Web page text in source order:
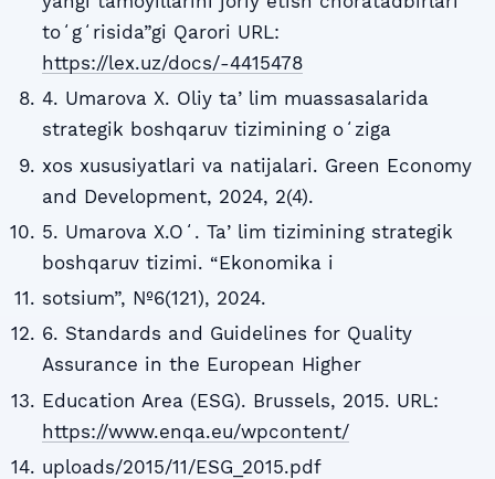
toʻgʻrisida”gi Qarori URL:
https://lex.uz/docs/-4415478
4. Umarova X. Oliy taʼlim muassasalarida
strategik boshqaruv tizimining oʻziga
xos xususiyatlari va natijalari. Green Economy
and Development, 2024, 2(4).
5. Umarova X.Oʻ. Taʼlim tizimining strategik
boshqaruv tizimi. “Ekonomika i
sotsium”, №6(121), 2024.
6. Standards and Guidelines for Quality
Assurance in the European Higher
Education Area (ESG). Brussels, 2015. URL:
https://www.enqa.eu/wpcontent/
uploads/2015/11/ESG_2015.pdf